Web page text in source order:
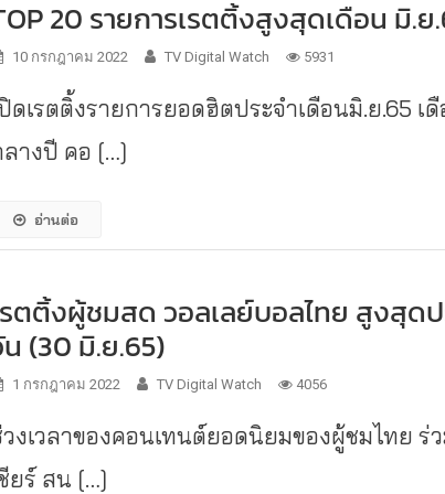
20 รายการเรตติ้งสูงสุดเดือน มิ.ย
10 กรกฎาคม 2022 TV Digital Watch 5931
ดเรตติ้งรายการยอดฮิตประจำเดือนมิ.ย.65 เ
างปี คอ […]
อ่านต่อ
ตติ้งผู้ชมสด วอลเลย์บอลไทย สูงสุดป
(30 มิ.ย.65)
1 กรกฎาคม 2022 TV Digital Watch 4056
งเวลาของคอนเทนต์ยอดนิยมของผู้ชมไทย ร่
ยร์ สน […]